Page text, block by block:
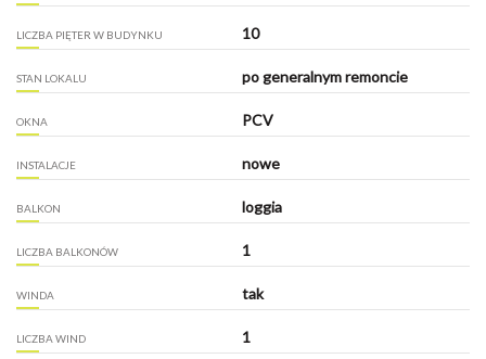
LICZBA PIĘTER W BUDYNKU 10
STAN LOKALU po generalnym remoncie
OKNA PCV
INSTALACJE nowe
BALKON loggia
LICZBA BALKONÓW 1
WINDA tak
LICZBA WIND 1